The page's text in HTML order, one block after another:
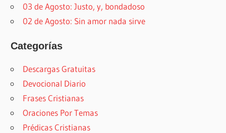
03 de Agosto: Justo, y, bondadoso
02 de Agosto: Sin amor nada sirve
Categorías
Descargas Gratuitas
Devocional Diario
Frases Cristianas
Oraciones Por Temas
Prédicas Cristianas